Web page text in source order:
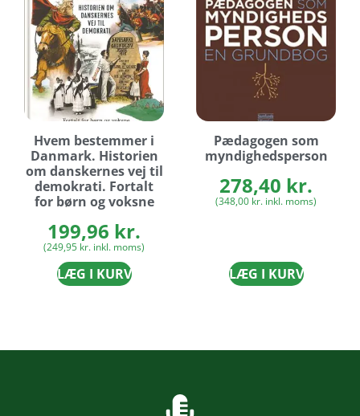
Hvem bestemmer i
Danmark. Historien
om danskernes vej til
demokrati. Fortalt
for børn og voksne
199,96 kr.
(249,95 kr. inkl. moms)
LÆG I KURV
Pædagogen som
myndighedsperson
278,40 kr.
(348,00 kr. inkl. moms)
LÆG I KURV